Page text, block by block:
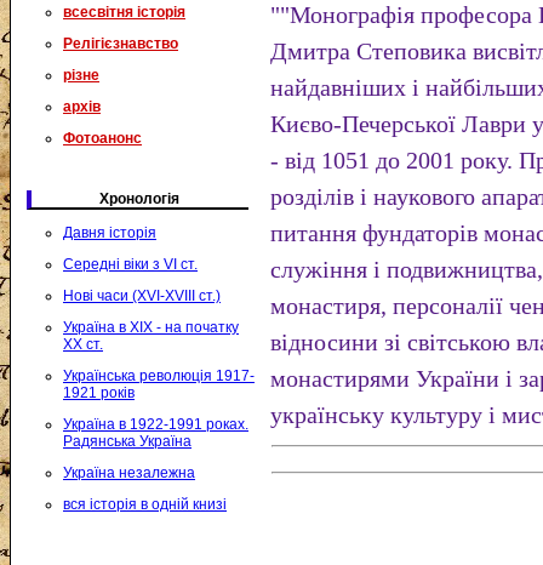
всесвітня історія
Релігієзнавство
різне
архів
Фотоанонс
Хронологія
Давня історія
Середні віки з VI ст.
Нові часи (XVI-XVIII ст.)
Україна в XIX - на початку
XX ст.
Українська революція 1917-
1921 років
Україна в 1922-1991 роках.
Радянська Україна
Україна незалежна
вся історія в одній книзі
""Монографія професора
Дмитра Степовика
найдавніших і
Києво-Печерської Лаври
- від 1051 до 2001 року.
розділів і наукового
питання фундаторів
служіння і
монастиря, персоналії
відносини зі світською
монастирями України і
українську культуру і